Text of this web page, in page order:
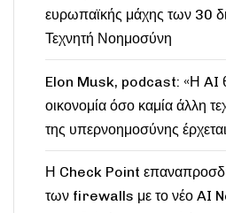
ευρωπαϊκής μάχης των 30
Τεχνητή Νοημοσύνη
Elon Musk, podcast: «Η AI
οικονομία όσο καμία άλλη
της υπερνοημοσύνης
Η Check Point
των firewalls με το νέο AI